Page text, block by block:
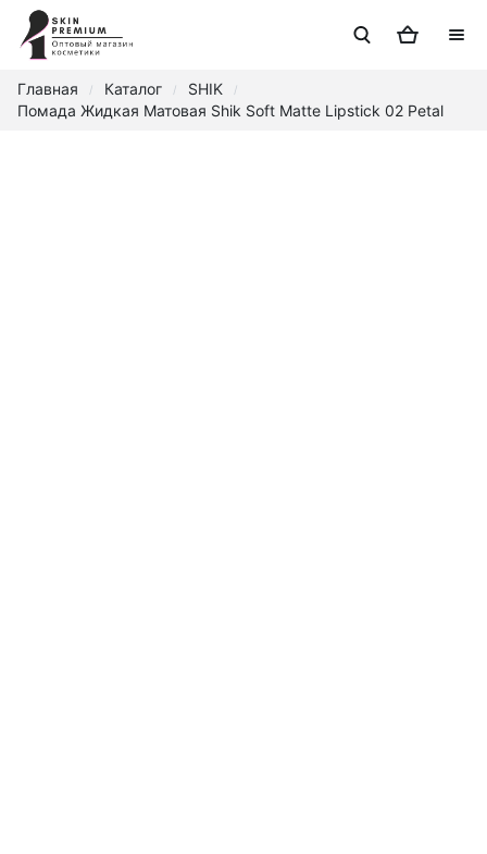
Главная / Каталог / SHIK /
Помада Жидкая Матовая Shik Soft Matte Lipstick 02 Petal